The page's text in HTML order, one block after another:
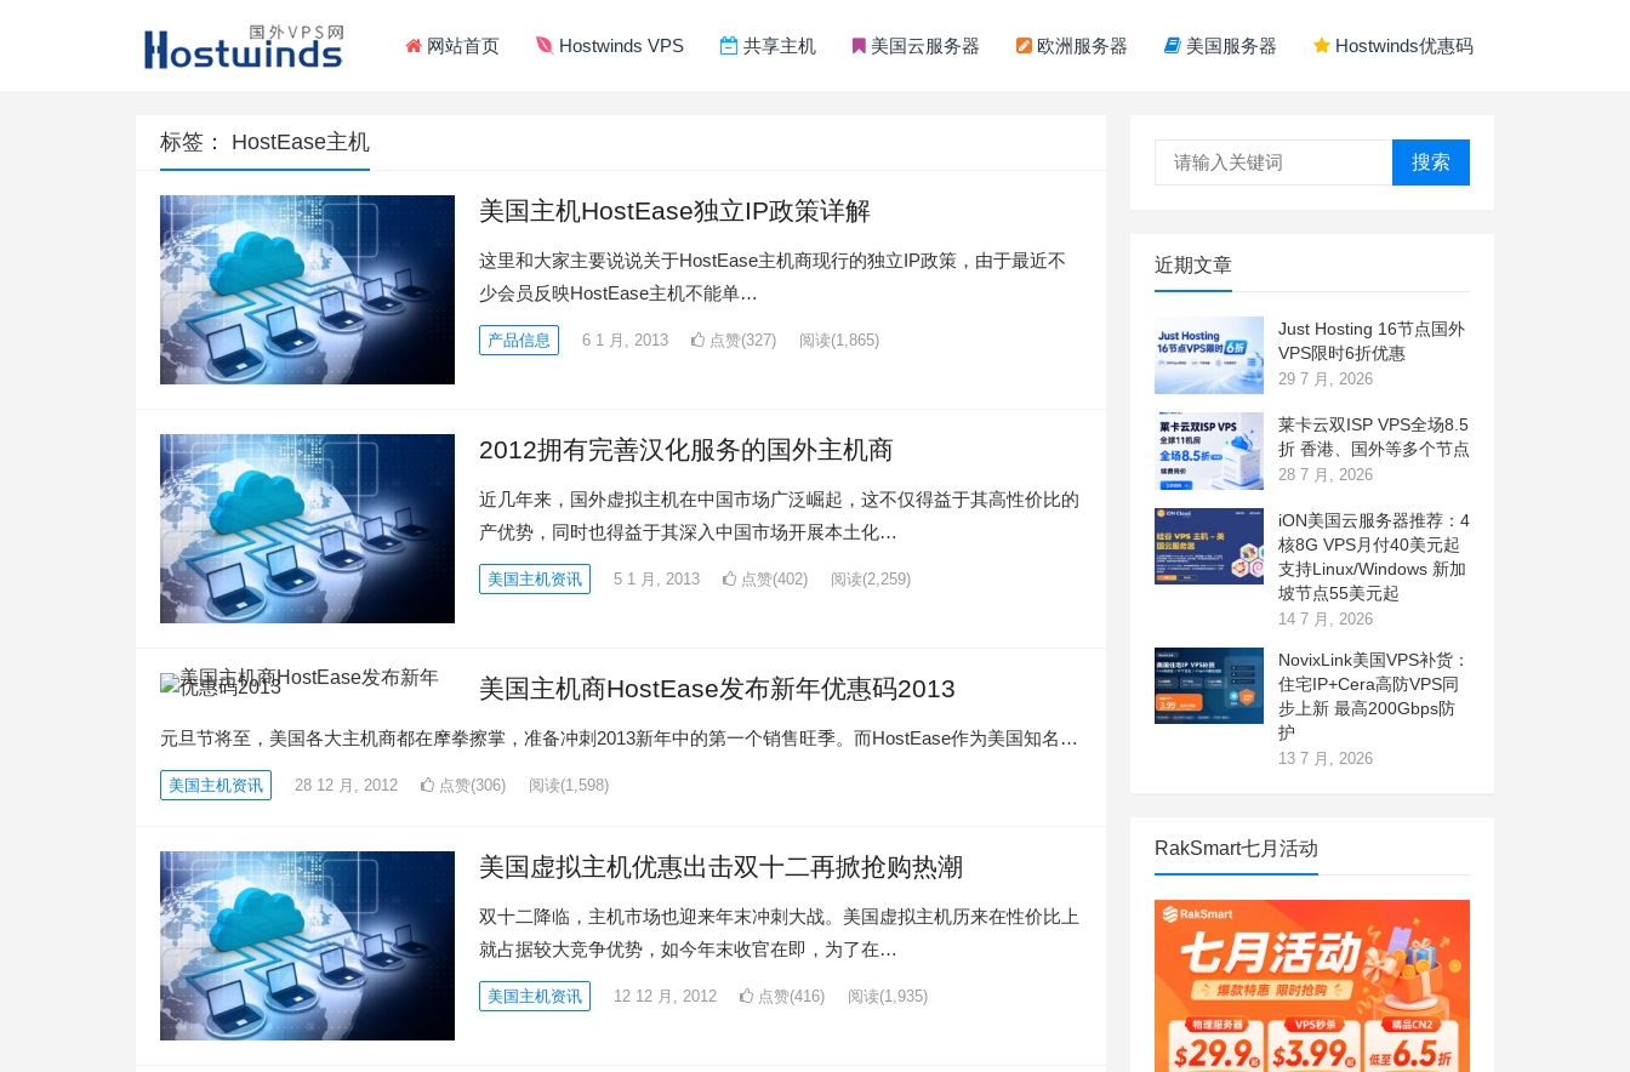
网站首页 Hostwinds VPS 共享主机 美国云服务器 欧洲服务器 美国服务器 Hostwinds优惠码
标签： HostEase主机
美国主机HostEase独立IP政策详解
这里和大家主要说说关于HostEase主机商现行的独立IP政策，由于最近不
少会员反映HostEase主机不能单…
产品信息 6 1 月, 2013 点赞(327) 阅读(1,865)
2012拥有完善汉化服务的国外主机商
近几年来，国外虚拟主机在中国市场广泛崛起，这不仅得益于其高性价比的
产优势，同时也得益于其深入中国市场开展本土化…
美国主机资讯 5 1 月, 2013 点赞(402) 阅读(2,259)
美国主机商HostEase发布新年优惠码2013
元旦节将至，美国各大主机商都在摩拳擦掌，准备冲刺2013新年中的第一个销售旺季。而HostEase作为美国知名…
美国主机资讯 28 12 月, 2012 点赞(306) 阅读(1,598)
美国虚拟主机优惠出击双十二再掀抢购热潮
双十二降临，主机市场也迎来年末冲刺大战。美国虚拟主机历来在性价比上
就占据较大竞争优势，如今年末收官在即，为了在…
美国主机资讯 12 12 月, 2012 点赞(416) 阅读(1,935)
搜索
近期文章
Just Hosting 16节点国外
VPS限时6折优惠
29 7 月, 2026
莱卡云双ISP VPS全场8.5
折 香港、国外等多个节点
28 7 月, 2026
iON美国云服务器推荐：4
核8G VPS月付40美元起
支持Linux/Windows 新加
坡节点55美元起
14 7 月, 2026
NovixLink美国VPS补货：
住宅IP+Cera高防VPS同
步上新 最高200Gbps防
护
13 7 月, 2026
RakSmart七月活动